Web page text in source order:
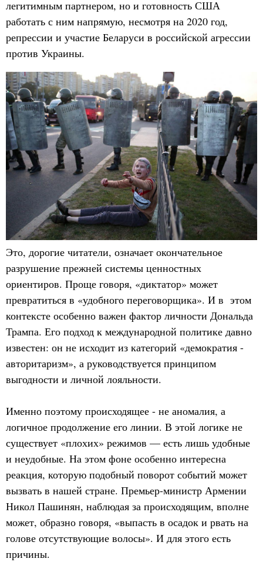
легитимным партнером, но и готовность США
работать с ним напрямую, несмотря на 2020 год,
репрессии и участие Беларуси в российской агрессии
против Украины.
Это, дорогие читатели, означает окончательное
разрушение прежней системы ценностных
ориентиров. Проще говоря, «диктатор» может
превратиться в «удобного переговорщика». И в этом
контексте особенно важен фактор личности Дональда
Трампа. Его подход к международной политике давно
известен: он не исходит из категорий «демократия -
авторитаризм», а руководствуется принципом
выгодности и личной лояльности.
Именно поэтому происходящее - не аномалия, а
логичное продолжение его линии. В этой логике не
существует «плохих» режимов — есть лишь удобные
и неудобные. На этом фоне особенно интересна
реакция, которую подобный поворот событий может
вызвать в нашей стране. Премьер-министр Армении
Никол Пашинян, наблюдая за происходящим, вполне
может, образно говоря, «выпасть в осадок и рвать на
голове отсутствующие волосы». И для этого есть
причины.